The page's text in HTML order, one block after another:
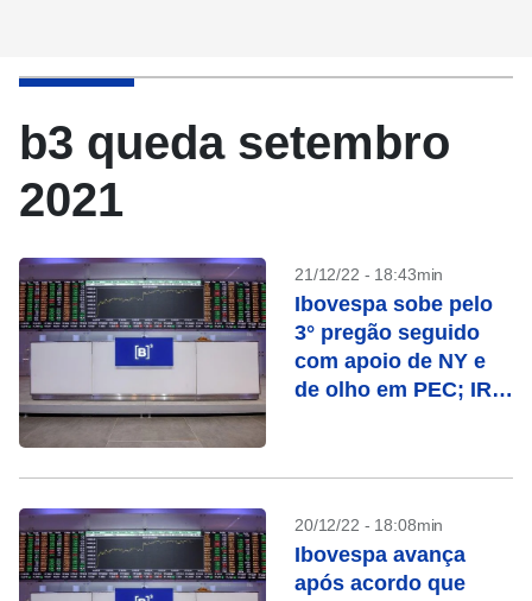
b3 queda setembro
2021
21/12/22 - 18:43min
Ibovespa sobe pelo
3° pregão seguido
com apoio de NY e
de olho em PEC; IRB
20/12/22 - 18:08min
Ibovespa avança
após acordo que